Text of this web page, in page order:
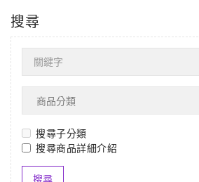
搜尋
搜尋子分類
搜尋商品詳細介紹